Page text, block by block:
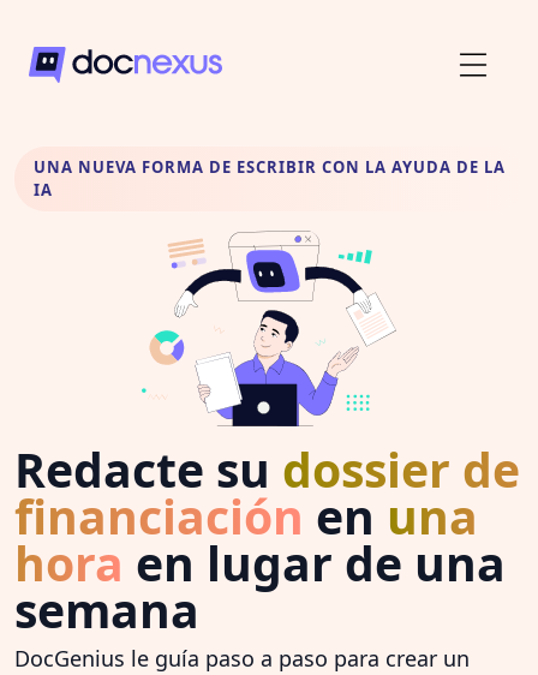
UNA NUEVA FORMA DE ESCRIBIR CON LA AYUDA DE LA
IA
Redacte su dossier de
financiación en una
hora en lugar de una
semana
DocGenius le guía paso a paso para crear un